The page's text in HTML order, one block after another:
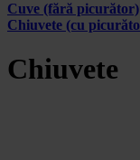
Cuve (fără picurător)
Chiuvete (cu
Chiuvete